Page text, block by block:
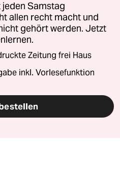
Samstag
allen recht macht und
gehört werden. Jetzt
Zeitung frei Haus
inkl. Vorlesefunktion